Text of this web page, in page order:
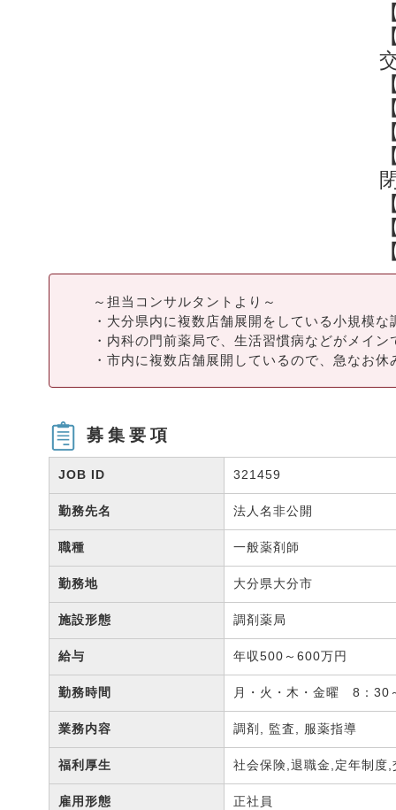
～担当コンサルタントより～
・大分県内に複数店舗展開をしている小規模
・内科の門前薬局で、生活習慣病などがメイン
・市内に複数店舗展開しているので、急なお
募集要項
JOB ID 321459
勤務先名 法人名非公開
職種 一般薬剤師
勤務地 大分県大分市
施設形態 調剤薬局
給与 年収500～600万円
勤務時間 月・火・木・金曜 8：
業務内容 調剤, 監査, 服薬指導
福利厚生 社会保険,退職金,定年制度
雇用形態 正社員